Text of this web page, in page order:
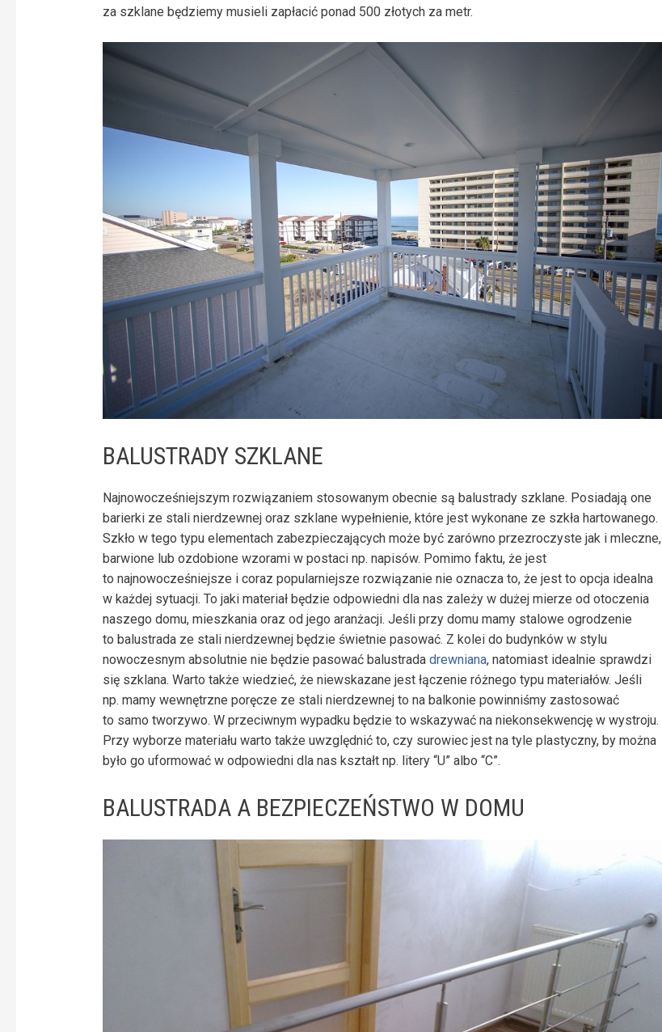
za szklane będziemy musieli zapłacić ponad 500 złotych za metr.
BALUSTRADY SZKLANE
Najnowocześniejszym rozwiązaniem stosowanym obecnie są balustrady szklane. Posiadają one
barierki ze stali nierdzewnej oraz szklane wypełnienie, które jest wykonane ze szkła hartowanego.
Szkło w tego typu elementach zabezpieczających może być zarówno przezroczyste jak i mleczne,
barwione lub ozdobione wzorami w postaci np. napisów. Pomimo faktu, że jest
to najnowocześniejsze i coraz popularniejsze rozwiązanie nie oznacza to, że jest to opcja idealna
w każdej sytuacji. To jaki materiał będzie odpowiedni dla nas zależy w dużej mierze od otoczenia
naszego domu, mieszkania oraz od jego aranżacji. Jeśli przy domu mamy stalowe ogrodzenie
to balustrada ze stali nierdzewnej będzie świetnie pasować. Z kolei do budynków w stylu
nowoczesnym absolutnie nie będzie pasować balustrada drewniana, natomiast idealnie sprawdzi
się szklana. Warto także wiedzieć, że niewskazane jest łączenie różnego typu materiałów. Jeśli
np. mamy wewnętrzne poręcze ze stali nierdzewnej to na balkonie powinniśmy zastosować
to samo tworzywo. W przeciwnym wypadku będzie to wskazywać na niekonsekwencję w wystroju.
Przy wyborze materiału warto także uwzględnić to, czy surowiec jest na tyle plastyczny, by można
było go uformować w odpowiedni dla nas kształt np. litery “U” albo “C”.
BALUSTRADA A BEZPIECZEŃSTWO W DOMU